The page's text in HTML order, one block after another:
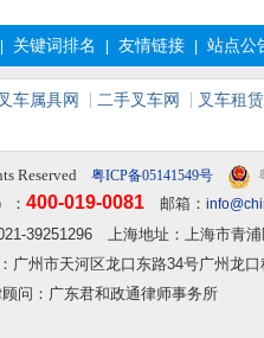
关键词排名 友情链接 站点公
车属具网 二手叉车网 叉车租
Reserved 粤ICP备05141549号
： 400-019-0081 邮箱：
39251296 上海地址：上海市青
广州市天河区龙口东路34号广州龙
问：广东君和政通律师事务所